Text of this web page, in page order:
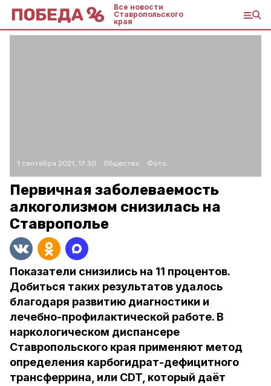
Все новости
Ставропольского
края
1 сентября 2021, 17:30 Общество Фото:
Первичная заболеваемость
алкоголизмом снизилась на
Ставрополье
Показатели снизились на 11 процентов.
Добиться таких результатов удалось
благодаря развитию диагностики и
лечебно-профилактической работе. В
наркологическом диспансере
Ставропольского края применяют метод
определения карбогидрат-дефицитного
трансферрина, или CDT, который даёт